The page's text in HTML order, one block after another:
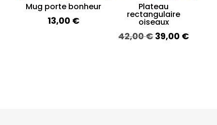
Mug porte bonheur
13,00 €
Plateau
rectangulaire
oiseaux
42,00€ Le
39,00 €Le